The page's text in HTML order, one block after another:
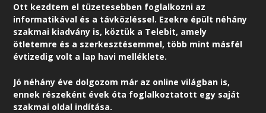
Ott kezdtem el tüzetesebben foglalkozni az
informatikával és a távközléssel. Ezekre épült néhány
szakmai kiadvány is, köztük a Telebit, amely
ötletemre és a szerkesztésemmel, több mint másfél
évtizedig volt a lap havi melléklete.
Jó néhány éve dolgozom már az online világban is,
ennek részeként évek óta foglalkoztatott egy saját
szakmai oldal indítása.